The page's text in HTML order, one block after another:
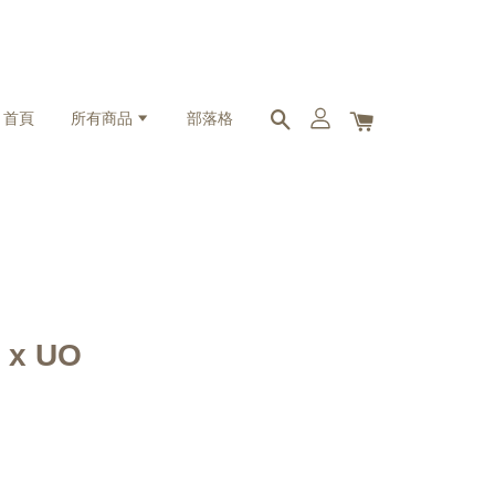
首頁 所有商品 部落格
UO